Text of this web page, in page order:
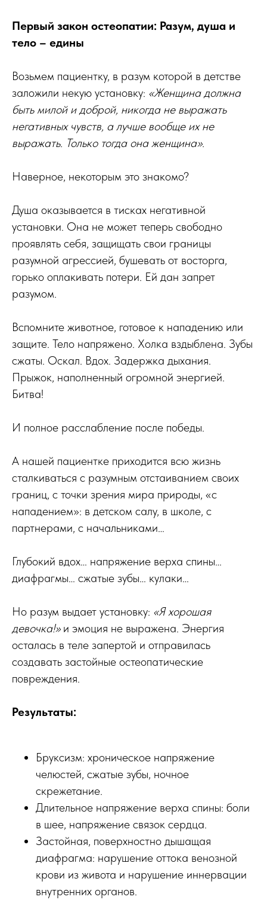
Первый закон остеопатии: Разум, душа и
тело – едины
Возьмем пациентку, в разум которой в детстве
заложили некую установку: «Женщина должна
быть милой и доброй, никогда не выражать
негативных чувств, а лучше вообще их не
выражать. Только тогда она женщина».
Наверное, некоторым это знакомо?
Душа оказывается в тисках негативной
установки. Она не может теперь свободно
проявлять себя, защищать свои границы
разумной агрессией, бушевать от восторга,
горько оплакивать потери. Ей дан запрет
разумом.
Вспомните животное, готовое к нападению или
защите. Тело напряжено. Холка вздыблена. Зубы
сжаты. Оскал. Вдох. Задержка дыхания.
Прыжок, наполненный огромной энергией.
Битва!
И полное расслабление после победы.
А нашей пациентке приходится всю жизнь
сталкиваться с разумным отстаиванием своих
границ, с точки зрения мира природы, «с
нападением»: в детском салу, в школе, с
партнерами, с начальниками…
Глубокий вдох… напряжение верха спины…
диафрагмы… сжатые зубы… кулаки…
Но разум выдает установку: «Я хорошая
девочка!»и эмоция не выражена. Энергия
осталась в теле запертой и отправилась
создавать застойные остеопатические
повреждения.
Результаты:
Бруксизм: хроническое напряжение
челюстей, сжатые зубы, ночное
скрежетание.
Длительное напряжение верха спины: боли
в шее, напряжение связок сердца.
Застойная, поверхностно дышащая
диафрагма: нарушение оттока венозной
крови из живота и нарушение иннервации
внутренних органов.